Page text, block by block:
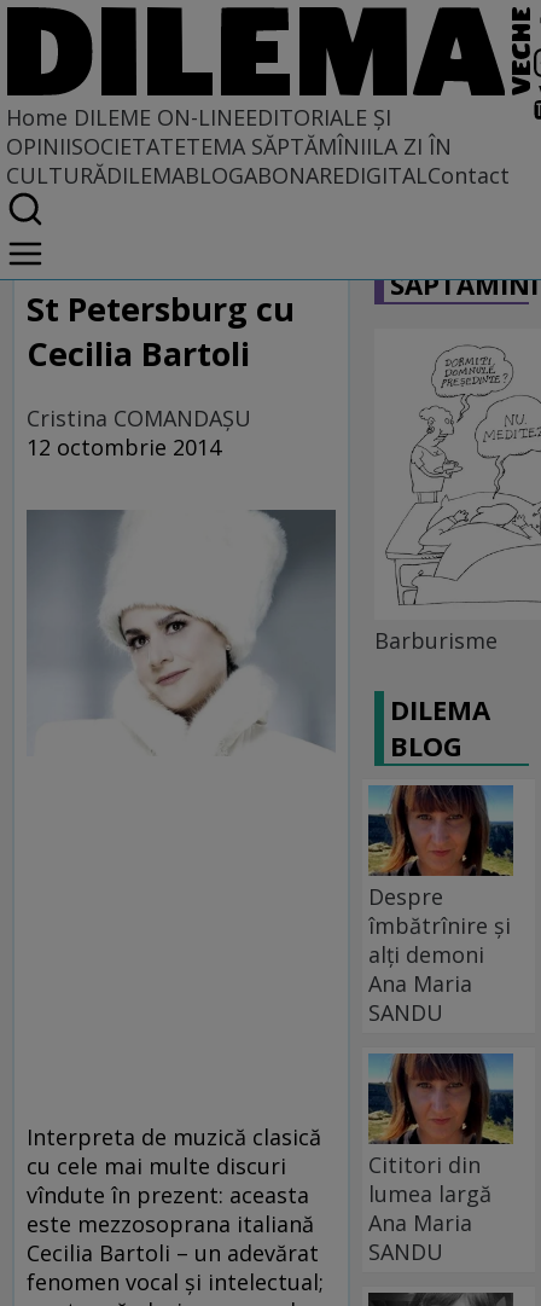
Home DILEME ON-LINEEDITORIALE ȘI
OPINIISOCIETATETEMA SĂPTĂMÎNIILA ZI ÎN
CULTURĂDILEMABLOGABONAREDIGITALContact
Home
Dileme on-line
St Petersburg cu
Cecilia Bartoli
Cristina COMANDAŞU
12 octombrie 2014
Interpreta de muzică clasică
cu cele mai multe discuri
vîndute în prezent: aceasta
este mezzosoprana italiană
Cecilia Bartoli – un adevărat
fenomen vocal şi intelectual;
Barburisme
DILEMA
BLOG
Despre
îmbătrînire și
alți demoni
Ana Maria
SANDU
Cititori din
lumea largă
Ana Maria
SANDU